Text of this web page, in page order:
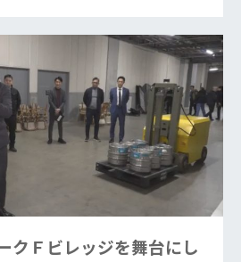
クＦビレッジを舞台にし